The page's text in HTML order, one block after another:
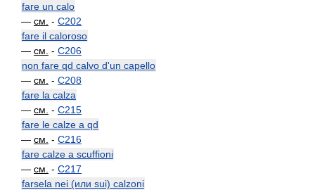
fare un calo
— см. - C202
fare il caloroso
— см. - C206
non fare qd calvo d'un capello
— см. - C208
fare la calza
— см. - C215
fare le calze a qd
— см. - C216
fare calze a scuffioni
— см. - C217
farsela nei (или sui) calzoni